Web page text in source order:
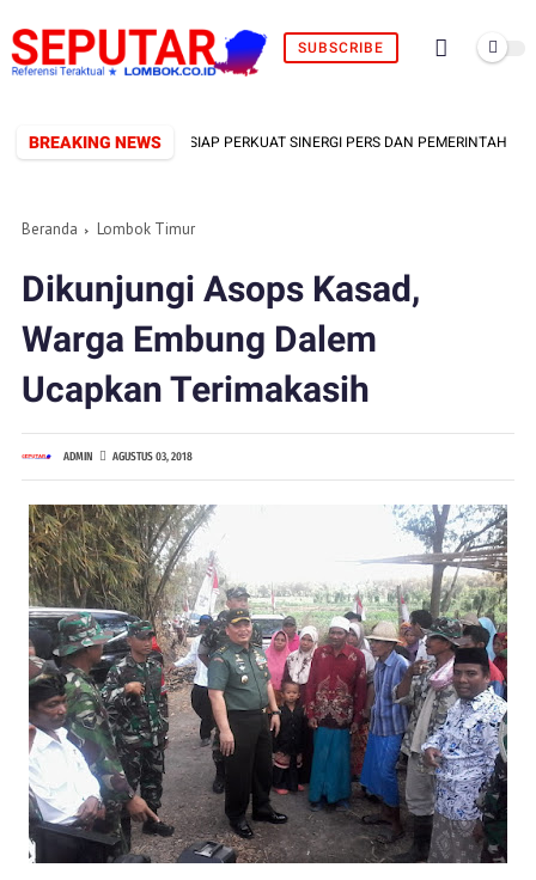
SUBSCRIBE
BREAKING NEWS
FORMAL TERBENTUK, SIAP PERKUAT SINERGI PERS DAN PEMERINTAH
Beranda Lombok Timur
Dikunjungi Asops Kasad,
Warga Embung Dalem
Ucapkan Terimakasih
ADMIN AGUSTUS 03, 2018